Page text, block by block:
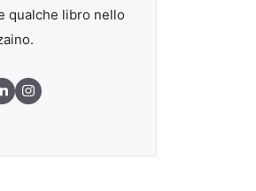
qualche libro nello